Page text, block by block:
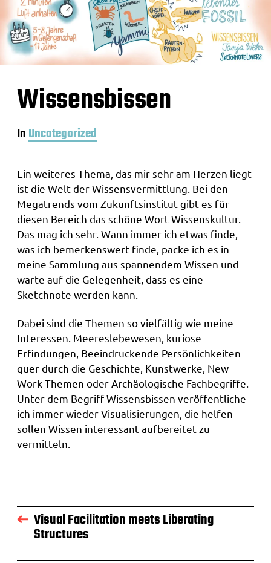
Wissensbissen
InUncategorized
Ein weiteres Thema, das mir sehr am Herzen liegt
ist die Welt der Wissensvermittlung. Bei den
Megatrends vom Zukunftsinstitut gibt es für
diesen Bereich das schöne Wort Wissenskultur.
Das mag ich sehr. Wann immer ich etwas finde,
was ich bemerkenswert finde, packe ich es in
meine Sammlung aus spannendem Wissen und
warte auf die Gelegenheit, dass es eine
Sketchnote werden kann.
Dabei sind die Themen so vielfältig wie meine
Interessen. Meereslebewesen, kuriose
Erfindungen, Beeindruckende Persönlichkeiten
quer durch die Geschichte, Kunstwerke, New
Work Themen oder Archäologische Fachbegriffe.
Unter dem Begriff Wissensbissen veröffentliche
ich immer wieder Visualisierungen, die helfen
sollen Wissen interessant aufbereitet zu
vermitteln.
Visual Facilitation meets Liberating
Structures